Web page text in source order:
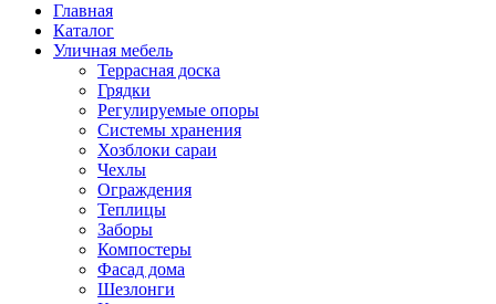
Главная
Каталог
Уличная мебель
Террасная доска
Грядки
Регулируемые опоры
Системы хранения
Хозблоки сараи
Чехлы
Ограждения
Теплицы
Заборы
Компостеры
Фасад дома
Шезлонги